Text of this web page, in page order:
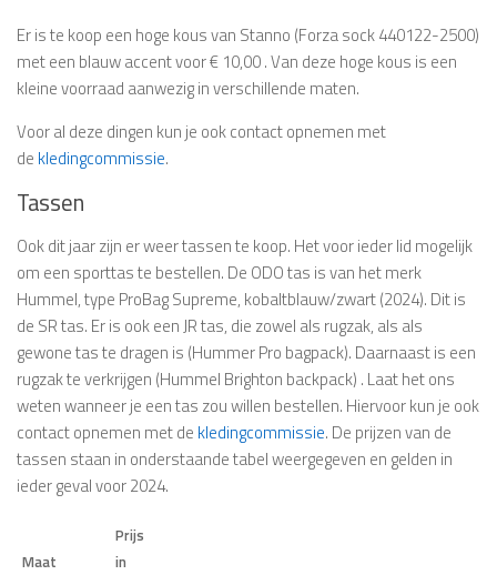
Er is te koop een hoge kous van Stanno (Forza sock 440122-2500)
met een blauw accent voor € 10,00 . Van deze hoge kous is een
kleine voorraad aanwezig in verschillende maten.
Voor al deze dingen kun je ook contact opnemen met
de kledingcommissie.
Tassen
Ook dit jaar zijn er weer tassen te koop. Het voor ieder lid mogelijk
om een sporttas te bestellen. De ODO tas is van het merk
Hummel, type ProBag Supreme, kobaltblauw/zwart (2024). Dit is
de SR tas. Er is ook een JR tas, die zowel als rugzak, als als
gewone tas te dragen is (Hummer Pro bagpack). Daarnaast is een
rugzak te verkrijgen (Hummel Brighton backpack) . Laat het ons
weten wanneer je een tas zou willen bestellen. Hiervoor kun je ook
contact opnemen met de kledingcommissie. De prijzen van de
tassen staan in onderstaande tabel weergegeven en gelden in
ieder geval voor 2024.
Maat
Prijs
in